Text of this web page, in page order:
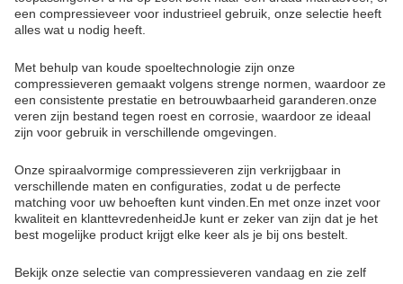
een compressieveer voor industrieel gebruik, onze selectie heeft
alles wat u nodig heeft.
Met behulp van koude spoeltechnologie zijn onze
compressieveren gemaakt volgens strenge normen, waardoor ze
een consistente prestatie en betrouwbaarheid garanderen.onze
veren zijn bestand tegen roest en corrosie, waardoor ze ideaal
zijn voor gebruik in verschillende omgevingen.
Onze spiraalvormige compressieveren zijn verkrijgbaar in
verschillende maten en configuraties, zodat u de perfecte
matching voor uw behoeften kunt vinden.En met onze inzet voor
kwaliteit en klanttevredenheidJe kunt er zeker van zijn dat je het
best mogelijke product krijgt elke keer als je bij ons bestelt.
Bekijk onze selectie van compressieveren vandaag en zie zelf